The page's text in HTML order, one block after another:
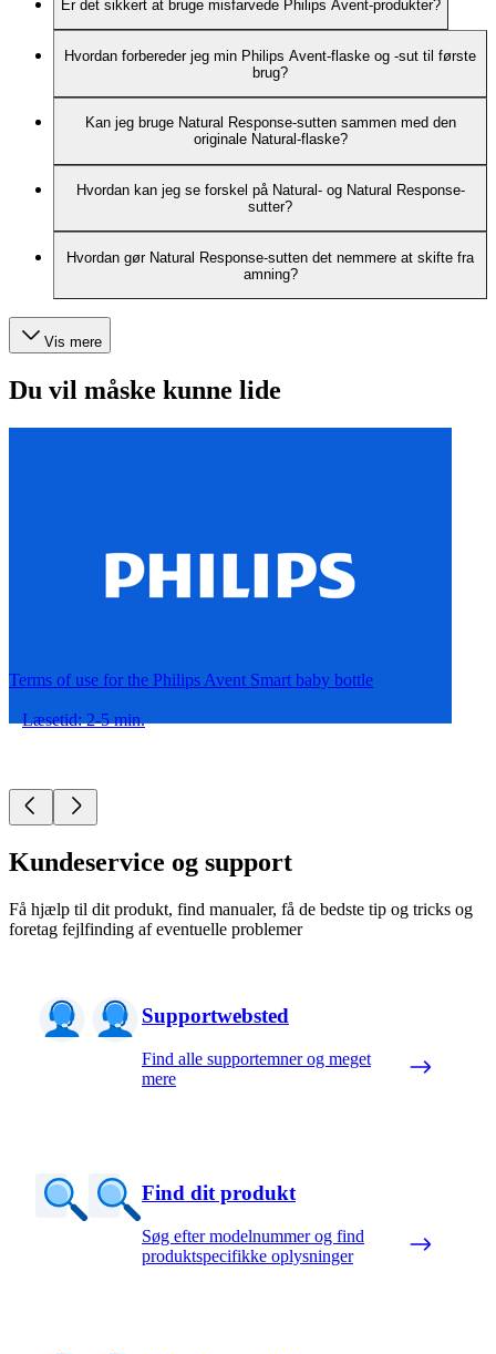
Er det sikkert at bruge misfarvede Philips Avent-produkter?
Hvordan forbereder jeg min Philips Avent-flaske og -sut til første
brug?
Kan jeg bruge Natural Response-sutten sammen med den
originale Natural-flaske?
Hvordan kan jeg se forskel på Natural- og Natural Response-
sutter?
Hvordan gør Natural Response-sutten det nemmere at skifte fra
amning?
Vis mere
Du vil måske kunne lide
Terms of use for the Philips Avent Smart baby bottle
Læsetid: 2-5 min.
Kundeservice og support
Få hjælp til dit produkt, find manualer, få de bedste tip og tricks og
foretag fejlfinding af eventuelle problemer
Supportwebsted
Find alle supportemner og meget
mere
Find dit produkt
Søg efter modelnummer og find
produktspecifikke oplysninger